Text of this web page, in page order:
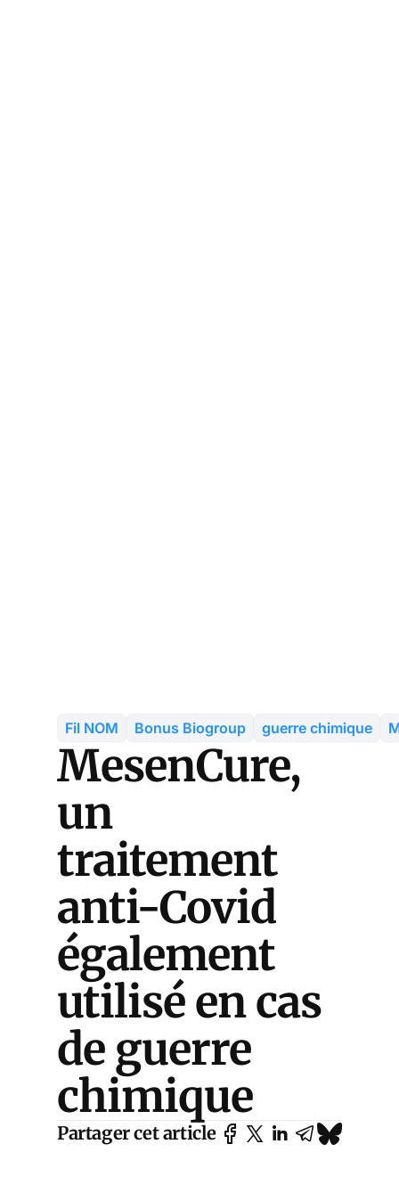
Fil NOM Bonus Biogroup guerre chimique
MesenCure,
un
traitement
anti-Covid
également
utilisé en cas
de guerre
chimique
Partager cet article